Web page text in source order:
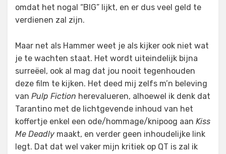
omdat het nogal “BIG” lijkt, en er dus veel geld te
verdienen zal zijn.
Maar net als Hammer weet je als kijker ook niet wat
je te wachten staat. Het wordt uiteindelijk bijna
surreëel, ook al mag dat jou nooit tegenhouden
deze film te kijken. Het deed mij zelfs m’n beleving
van Pulp Fiction herevalueren, alhoewel ik denk dat
Tarantino met de lichtgevende inhoud van het
koffertje enkel een ode/hommage/knipoog aan Kiss
Me Deadly maakt, en verder geen inhoudelijke link
legt. Dat dat wel vaker mijn kritiek op QT is zal ik